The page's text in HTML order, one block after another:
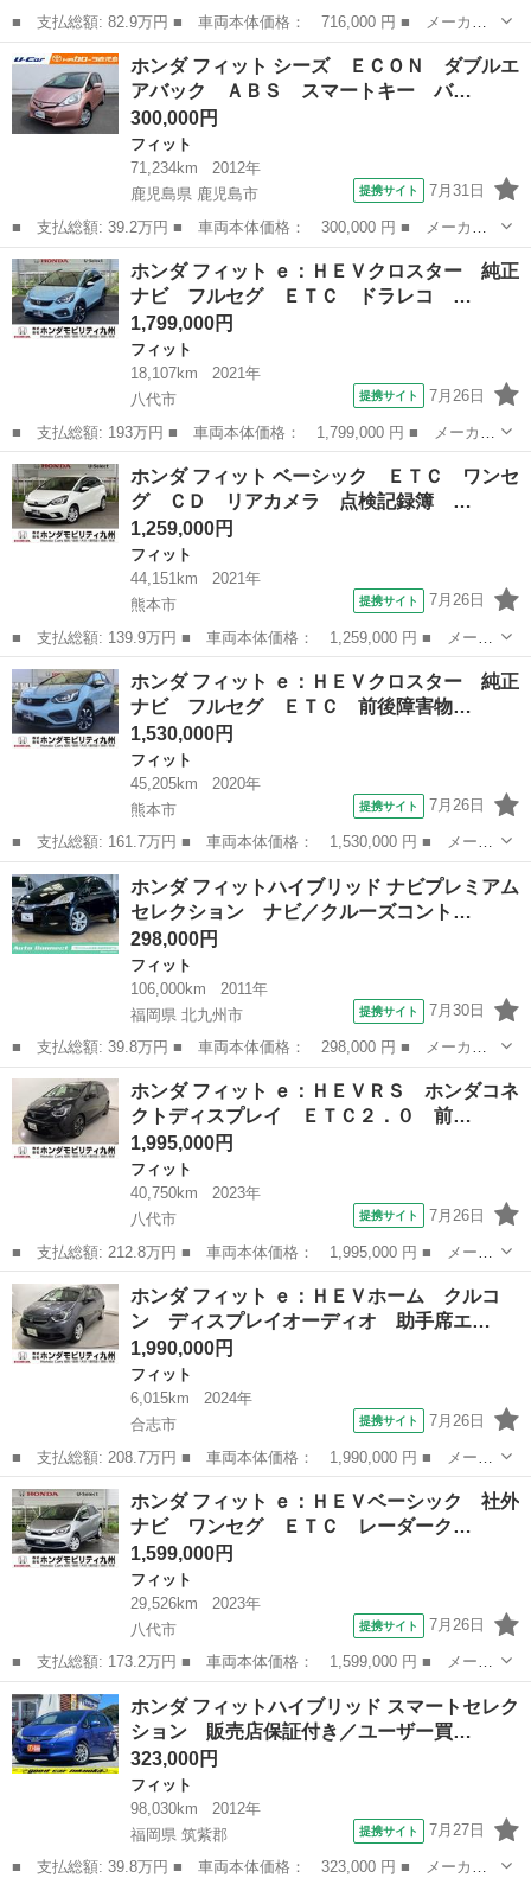
■ 支払総額: 82.9万円 ■ 車両本体価格： 716,000 円 ■ メーカー
名： ホンダ ■ 車種名： フィットハイブリッド ■ グレード
名： ハイブリッド・Ｌパッケージ 社外 ＳＤナビ／シート ハー
フレザー／ドライ...
熊本 宇土市 フィット
ホンダ フィット シーズ ＥＣＯＮ ダブルエ
アバック ＡＢＳ スマートキー バ…
300,000円
フィット
71,234km
2012年
鹿児島県 鹿児島市
提携サイト 7月31日
■ 支払総額: 39.2万円 ■ 車両本体価格： 300,000 円 ■ メーカー
名： ホンダ ■ 車種名： フィット ■ グレード名： シーズ Ｅ
ＣＯＮ ダブルエアバック ＡＢＳ スマートキー バックカメラ
キーレスエン...
鹿児島 鹿児島市 フィット
ホンダ フィット ｅ：ＨＥＶクロスター 純正
ナビ フルセグ ＥＴＣ ドラレコ …
1,799,000円
フィット
18,107km
2021年
八代市
提携サイト 7月26日
■ 支払総額: 193万円 ■ 車両本体価格： 1,799,000 円 ■ メーカー
名： ホンダ ■ 車種名： フィット ■ グレード名： ｅ：ＨＥＶ
クロスター 純正ナビ フルセグ ＥＴＣ ドラレコ 前後障害物セ
ンサー ス...
熊本 八代市 フィット
ホンダ フィット ベーシック ＥＴＣ ワンセ
グ ＣＤ リアカメラ 点検記録簿 …
1,259,000円
フィット
44,151km
2021年
熊本市
提携サイト 7月26日
■ 支払総額: 139.9万円 ■ 車両本体価格： 1,259,000 円 ■ メーカ
ー名： ホンダ ■ 車種名： フィット ■ グレード名： ベーシッ
ク ＥＴＣ ワンセグ ＣＤ リアカメラ 点検記録簿 Ｂカメラ
盗難防止...
熊本 熊本市 フィット
ホンダ フィット ｅ：ＨＥＶクロスター 純正
ナビ フルセグ ＥＴＣ 前後障害物…
1,530,000円
フィット
45,205km
2020年
熊本市
提携サイト 7月26日
■ 支払総額: 161.7万円 ■ 車両本体価格： 1,530,000 円 ■ メーカ
ー名： ホンダ ■ 車種名： フィット ■ グレード名： ｅ：ＨＥ
Ｖクロスター 純正ナビ フルセグ ＥＴＣ 前後障害物センサー
スマート...
熊本 熊本市 フィット
ホンダ フィットハイブリッド ナビプレミアム
セレクション ナビ／クルーズコント…
298,000円
フィット
106,000km
2011年
福岡県 北九州市
提携サイト 7月30日
■ 支払総額: 39.8万円 ■ 車両本体価格： 298,000 円 ■ メーカー
名： ホンダ ■ 車種名： フィットハイブリッド ■ グレード
名： ナビプレミアムセレクション ナビ／クルーズコントロール／
ＥＴＣ／バックカ...
福岡 北九州市 フィット
ホンダ フィット ｅ：ＨＥＶＲＳ ホンダコネ
クトディスプレイ ＥＴＣ２．０ 前…
1,995,000円
フィット
40,750km
2023年
八代市
提携サイト 7月26日
■ 支払総額: 212.8万円 ■ 車両本体価格： 1,995,000 円 ■ メーカ
ー名： ホンダ ■ 車種名： フィット ■ グレード名： ｅ：ＨＥ
ＶＲＳ ホンダコネクトディスプレイ ＥＴＣ２．０ 前後ドラレ
コ 地デジ...
熊本 八代市 フィット
ホンダ フィット ｅ：ＨＥＶホーム クルコ
ン ディスプレイオーディオ 助手席エ…
1,990,000円
フィット
6,015km
2024年
合志市
提携サイト 7月26日
■ 支払総額: 208.7万円 ■ 車両本体価格： 1,990,000 円 ■ メーカ
ー名： ホンダ ■ 車種名： フィット ■ グレード名： ｅ：ＨＥ
Ｖホーム クルコン ディスプレイオーディオ 助手席エアバック
衝突軽減...
熊本 合志市 フィット
ホンダ フィット ｅ：ＨＥＶベーシック 社外
ナビ ワンセグ ＥＴＣ レーダーク…
1,599,000円
フィット
29,526km
2023年
八代市
提携サイト 7月26日
■ 支払総額: 173.2万円 ■ 車両本体価格： 1,599,000 円 ■ メーカ
ー名： ホンダ ■ 車種名： フィット ■ グレード名： ｅ：ＨＥ
Ｖベーシック 社外ナビ ワンセグ ＥＴＣ レーダークルコン 横
滑防止 ...
熊本 八代市 フィット
ホンダ フィットハイブリッド スマートセレク
ション 販売店保証付き／ユーザー買…
323,000円
フィット
98,030km
2012年
福岡県 筑紫郡
提携サイト 7月27日
■ 支払総額: 39.8万円 ■ 車両本体価格： 323,000 円 ■ メーカー